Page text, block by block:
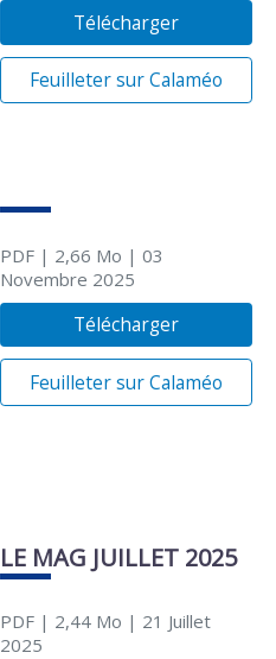
Télécharger
Feuilleter sur Calaméo
PDF| 2,66 Mo | 03
Novembre 2025
Télécharger
Feuilleter sur Calaméo
LE MAG JUILLET 2025
PDF| 2,44 Mo | 21 Juillet
2025